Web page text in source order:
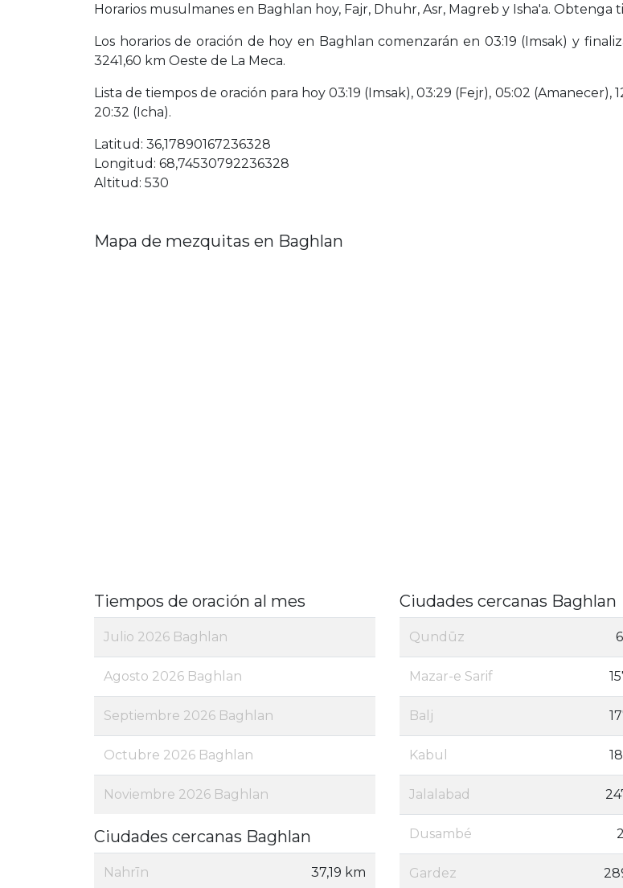
Horarios musulmanes en Baghlan hoy, Fajr, Dhuhr, Asr, Magreb y Isha'a. Obtenga
Los horarios de oración de hoy en Baghlan comenzarán en 03:19 (Imsak) y
3241,60 km Oeste de La Meca.
Lista de tiempos de oración para hoy 03:19 (Imsak), 03:29 (Fejr), 05:02 (Amanecer),
20:32 (Icha).
Latitud: 36,17890167236328
Longitud: 68,74530792236328
Altitud: 530
Mapa de mezquitas en Baghlan
Tiempos de oración al mes
Julio 2026 Baghlan
Agosto 2026 Baghlan
Septiembre 2026 Baghlan
Octubre 2026 Baghlan
Noviembre 2026 Baghlan
Ciudades cercanas Baghlan
Nahrīn 37,19 km
Ciudades cercanas Baghlan
Qundūz
Mazar-e Sarif
Balj
Kabul
Jalalabad
Dusambé
Gardez